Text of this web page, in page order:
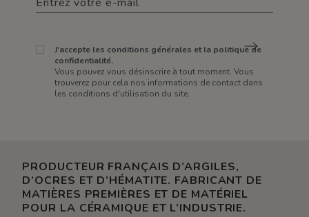
J'accepte les conditions générales et la politique de
confidentialité.
Vous pouvez vous désinscrire à tout moment. Vous
trouverez pour cela nos informations de contact dans
les conditions d'utilisation du site.
PRODUCTEUR FRANÇAIS D’ARGILES,
D’OCRES ET D’HÉMATITE. FABRICANT DE
MATIÈRES PREMIÈRES ET DE MATÉRIEL
POUR LA CÉRAMIQUE ET L’INDUSTRIE.